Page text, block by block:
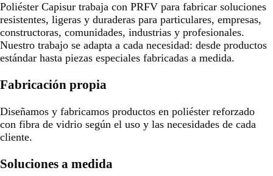
Poliéster Capisur trabaja con PRFV para fabricar soluciones
resistentes, ligeras y duraderas para particulares, empresas,
constructoras, comunidades, industrias y profesionales.
Nuestro trabajo se adapta a cada necesidad: desde productos
estándar hasta piezas especiales fabricadas a medida.
Fabricación propia
Diseñamos y fabricamos productos en poliéster reforzado
con fibra de vidrio según el uso y las necesidades de cada
cliente.
Soluciones a medida